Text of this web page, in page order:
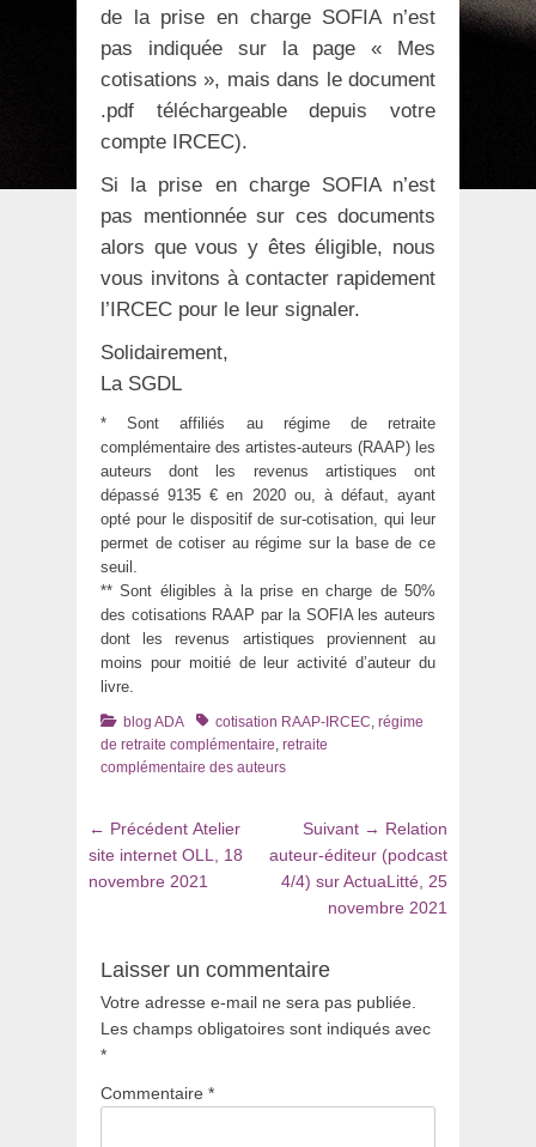
de la prise en charge SOFIA n’est
pas indiquée sur la page « Mes
cotisations », mais dans le document
.pdf téléchargeable depuis votre
compte IRCEC).
Si la prise en charge SOFIA n’est
pas mentionnée sur ces documents
alors que vous y êtes éligible, nous
vous invitons à contacter rapidement
l’IRCEC pour le leur signaler.
Solidairement,
La SGDL
* Sont affiliés au régime de retraite
complémentaire des artistes-auteurs (RAAP) les
auteurs dont les revenus artistiques ont
dépassé 9135 € en 2020 ou, à défaut, ayant
opté pour le dispositif de sur-cotisation, qui leur
permet de cotiser au régime sur la base de ce
seuil.
** Sont éligibles à la prise en charge de 50%
des cotisations RAAP par la SOFIA les auteurs
dont les revenus artistiques proviennent au
moins pour moitié de leur activité d’auteur du
livre.
Catégories
blog ADA Tagscotisation RAAP-IRCEC, régime
de retraite complémentaire, retraite
complémentaire des auteurs
Navigation
de
l’article
← Précédent Article
précédent
:
Atelier
site internet OLL, 18
novembre 2021
Suivant → Article
suivant
:
Relation
auteur-éditeur (podcast
4/4) sur ActuaLitté, 25
novembre 2021
Laisser un commentaire
Votre adresse e-mail ne sera pas publiée.
Les champs obligatoires sont indiqués avec
*
Commentaire *